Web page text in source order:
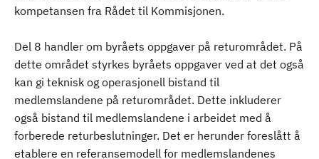
kompetansen fra Rådet til Kommisjonen.
Del 8 handler om byråets oppgaver på returområdet. På
dette området styrkes byråets oppgaver ved at det også
kan gi teknisk og operasjonell bistand til
medlemslandene på returområdet. Dette inkluderer
også bistand til medlemslandene i arbeidet med å
forberede returbeslutninger. Det er herunder foreslått å
etablere en referansemodell for medlemslandenes